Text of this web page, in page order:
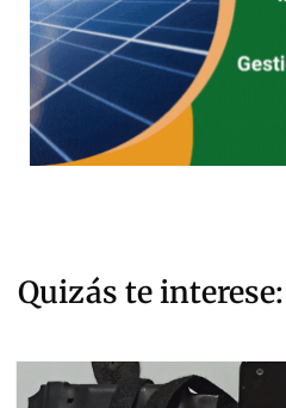
Quizás te interese: